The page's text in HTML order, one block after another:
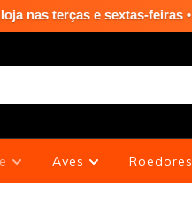
• ⭐ Frete grátis em
Aves Roedores